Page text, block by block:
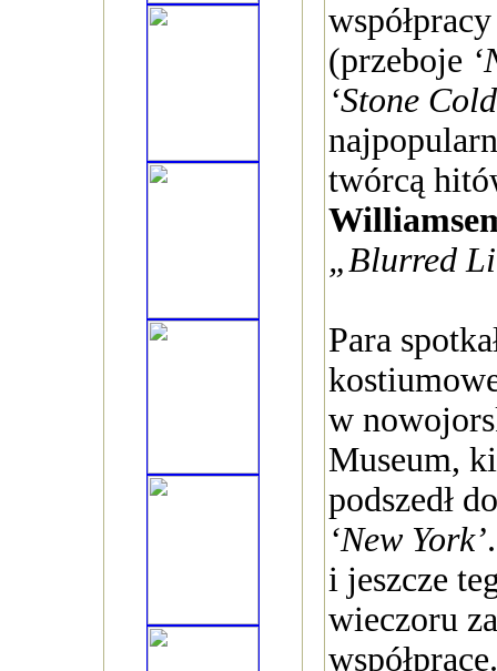
(przeboje
‘Stone
twórcą
„Blurred
Para
w
Museum,
podszedł
‘New York’
i jeszcze
wieczoru